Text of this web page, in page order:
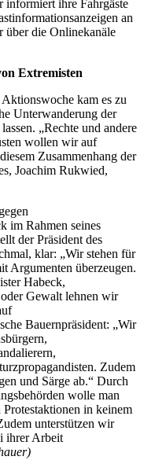
informiert ihre Fahrgäste
an
über die Onlinekanäle
Extremisten
kam es zu
Unterwanderung der
„Rechte und andere
wollen wir auf
Zusammenhang der
Joachim Rukwied,
im Rahmen seines
der Präsident des
klar: „Wir stehen für
Argumenten überzeugen.
Habeck,
Gewalt lehnen wir
Bauernpräsident: „Wir
Zudem
und Särge ab.“ Durch
wolle man
Protestaktionen in keinem
unterstützen wir
ihrer Arbeit